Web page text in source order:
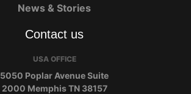
News & Stories
Contact us
USA OFFICE
5050 Poplar Avenue Suite
2000 Memphis TN 38157